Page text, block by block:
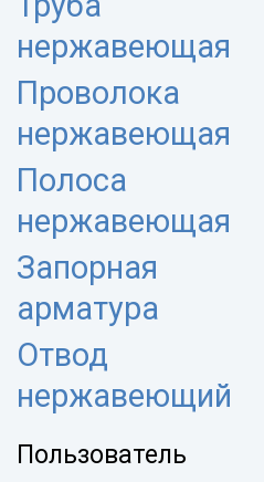
нержавеющая
Проволока
нержавеющая
Полоса
нержавеющая
Запорная
арматура
Отвод
нержавеющий
Пользователь